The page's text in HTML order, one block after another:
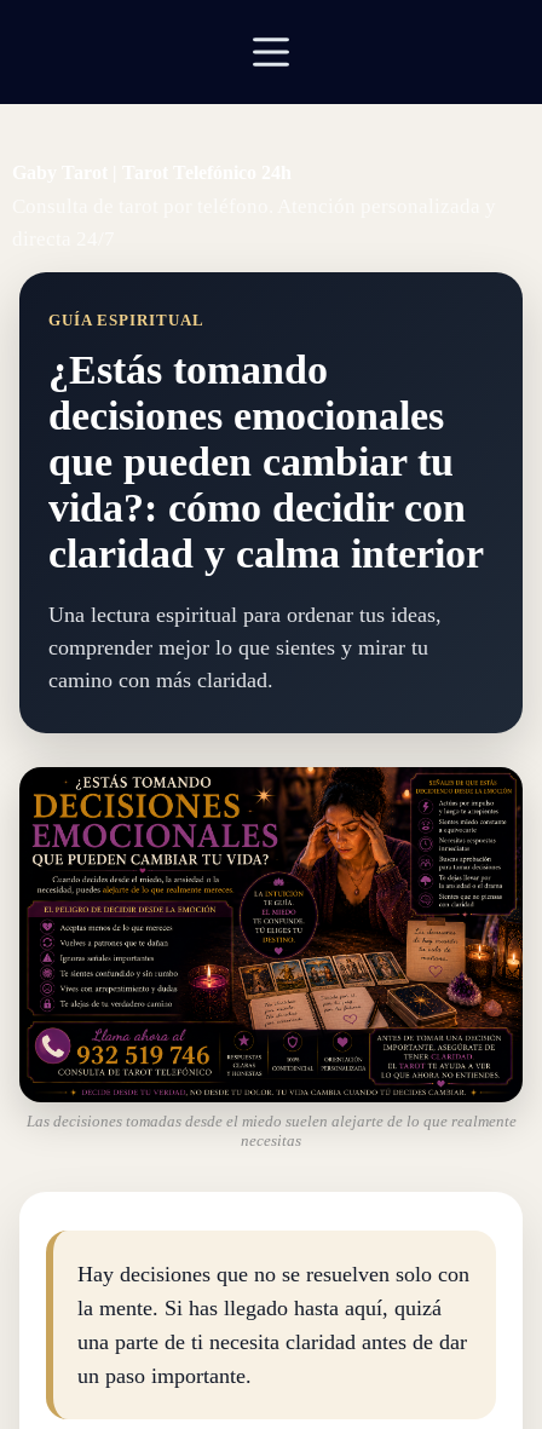
GUÍA ESPIRITUAL
¿Estás tomando
decisiones emocionales
que pueden cambiar tu
vida?: cómo decidir con
claridad y calma interior
Una lectura espiritual para ordenar tus ideas,
comprender mejor lo que sientes y mirar tu
camino con más claridad.
Las decisiones tomadas desde el miedo suelen alejarte de lo que realmente
necesitas
Hay decisiones que no se resuelven solo con
la mente. Si has llegado hasta aquí, quizá
una parte de ti necesita claridad antes de dar
un paso importante.